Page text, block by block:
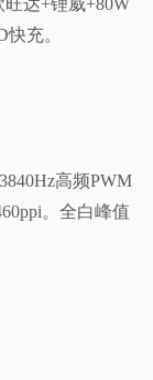
旺达+锂威+80W
充。
高频PWM
。全白峰值